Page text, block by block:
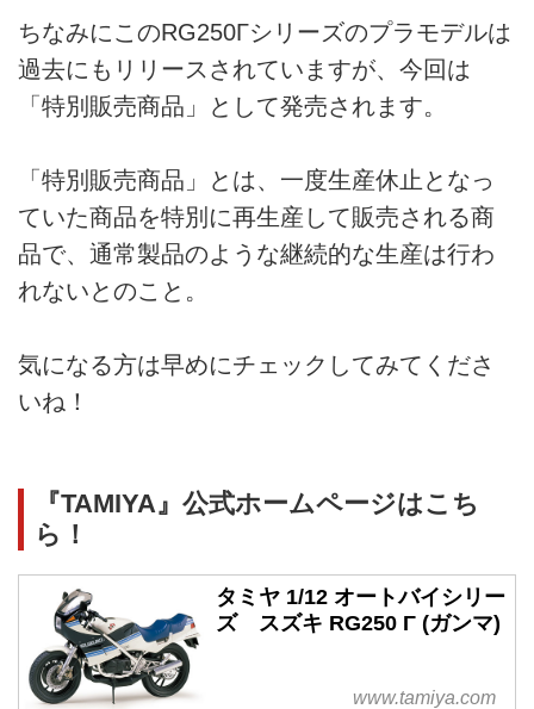
ちなみにこのRG250Γシリーズのプラモデルは
過去にもリリースされていますが、今回は
「特別販売商品」として発売されます。
「特別販売商品」とは、一度生産休止となっ
ていた商品を特別に再生産して販売される商
品で、通常製品のような継続的な生産は行わ
れないとのこと。
気になる方は早めにチェックしてみてくださ
いね！
『TAMIYA』公式ホームページはこち
ら！
タミヤ 1/12 オートバイシリー
ズ スズキ RG250 Γ (ガンマ)
www.tamiya.com